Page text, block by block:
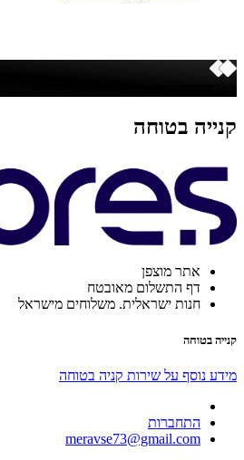
קנייה בטוחה
אתר מוצפן
דף התשלום מאובטח
חנות ישראלית. משלוחים מישראל
קנייה בטוחה
מידע נוסף על שירות קניה בטוחה
התחברות
meravse73@gmail.com